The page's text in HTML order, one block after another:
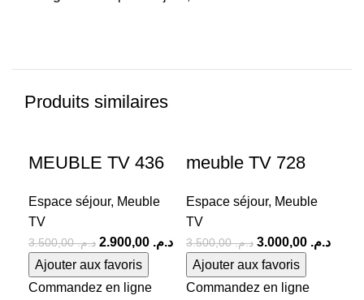
Produits similaires
MEUBLE TV 436
Espace séjour, Meuble
TV
د.م.3.500,00 د.م.
Ajouter aux favoris
Commandez en ligne
meuble TV 728
Espace séjour, Meuble
TV
د.م.3.500,00 د.م.
Ajouter aux favoris
Commandez en ligne